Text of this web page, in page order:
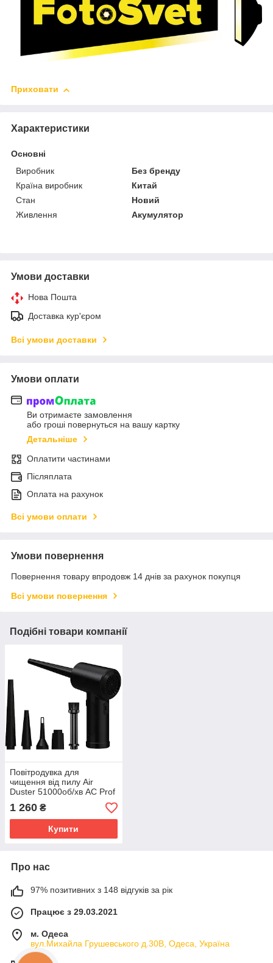
Приховати
Характеристики
Основні
Виробник
Без бренду
Країна виробник
Китай
Стан
Новий
Живлення
Акумулятор
Умови доставки
Нова Пошта
Доставка кур'єром
Всі умови доставки
Умови оплати
Ви отримаєте замовлення
або гроші повернуться на вашу картку
Детальніше
Оплатити частинами
Післяплата
Оплата на рахунок
Всі умови оплати
Умови повернення
Повернення товару впродовж 14 днів за рахунок покупця
Всі умови повернення
Подібні товари компанії
Повітродувка для
чищення від пилу Air
Duster 51000об/хв AC Prof
C4915
1 260 ₴
Купити
Про нас
97% позитивних з 148 відгуків за рік
Працює з 29.03.2021
м. Одеса
вул.Михайла Грушевського д.30В, Одеса, Україна